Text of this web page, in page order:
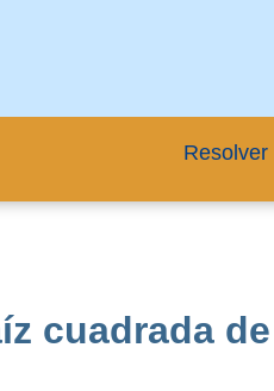
cuadrada